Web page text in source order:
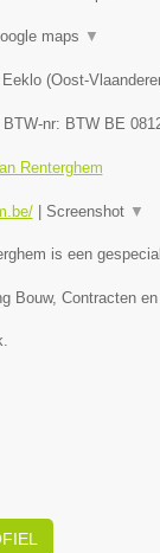
maps ▼
Eeklo(Oost-
nr: BTW BE
Renterghem
| Screenshot ▼
is een
Bouw, Contracten